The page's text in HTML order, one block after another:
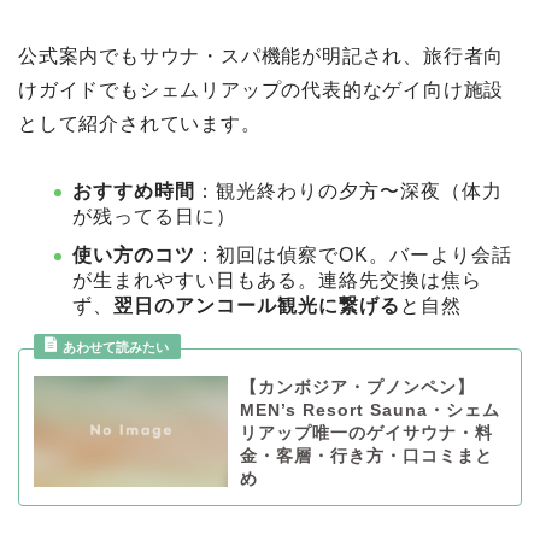
公式案内でもサウナ・スパ機能が明記され、旅行者向
けガイドでもシェムリアップの代表的なゲイ向け施設
として紹介されています。
おすすめ時間 ：観光終わりの夕方〜深夜（体力
が残ってる日に）
使い方のコツ ：初回は偵察でOK。バーより会話
が生まれやすい日もある。連絡先交換は焦ら
ず、 翌日のアンコール観光に繋げる と自然
【カンボジア・プノンペン】
MEN’s Resort Sauna・シェム
リアップ唯一のゲイサウナ・料
金・客層・行き方・口コミまと
め